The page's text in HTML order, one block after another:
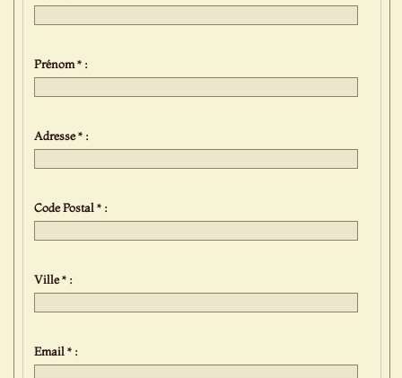
Prénom * :
Adresse * :
Code Postal * :
Ville * :
Email * :